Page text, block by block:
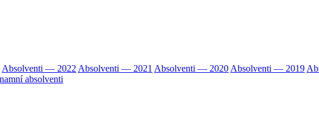
Absolventi — 2022 Absolventi — 2021 Absolventi — 2020 Absolventi — 2019
absolventi